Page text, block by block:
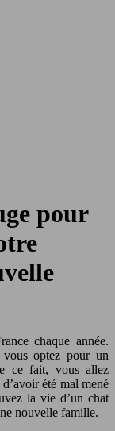
pour
optez pour un
ce fait, vous allez
été mal mené
la vie d’un chat
nouvelle famille.